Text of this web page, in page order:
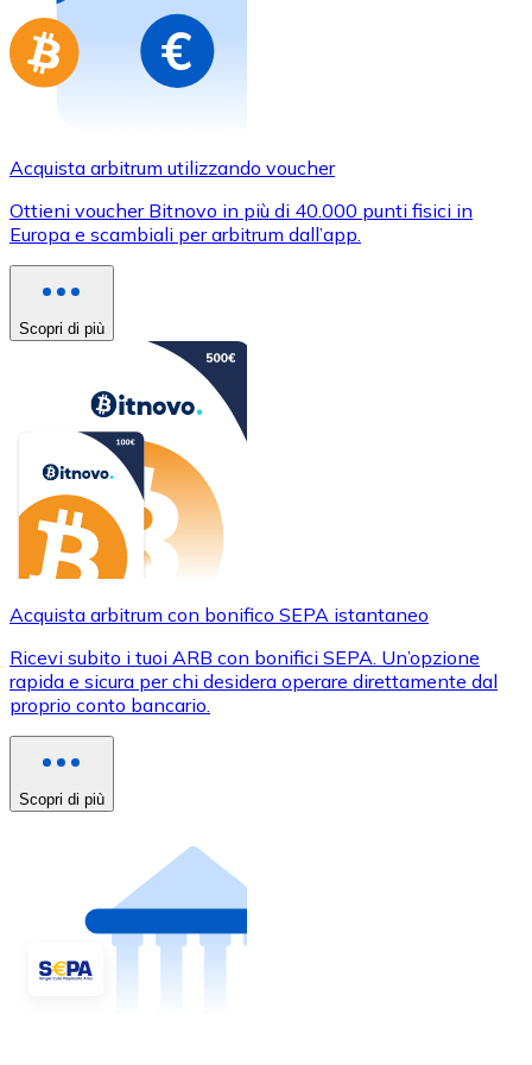
Acquista arbitrum utilizzando voucher
Ottieni voucher Bitnovo in più di 40.000 punti fisici in
Europa e scambiali per arbitrum dall’app.
Scopri di più
Acquista arbitrum con bonifico SEPA istantaneo
Ricevi subito i tuoi ARB con bonifici SEPA. Un’opzione
rapida e sicura per chi desidera operare direttamente dal
proprio conto bancario.
Scopri di più